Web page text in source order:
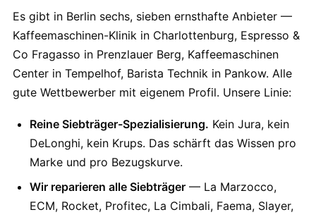
Es gibt in Berlin sechs, sieben ernsthafte Anbieter —
Kaffeemaschinen-Klinik in Charlottenburg, Espresso &
Co Fragasso in Prenzlauer Berg, Kaffeemaschinen
Center in Tempelhof, Barista Technik in Pankow. Alle
gute Wettbewerber mit eigenem Profil. Unsere Linie:
Reine Siebträger-Spezialisierung. Kein Jura, kein
DeLonghi, kein Krups. Das schärft das Wissen pro
Marke und pro Bezugskurve.
Wir reparieren alle Siebträger — La Marzocco,
ECM, Rocket, Profitec, La Cimbali, Faema, Slayer,